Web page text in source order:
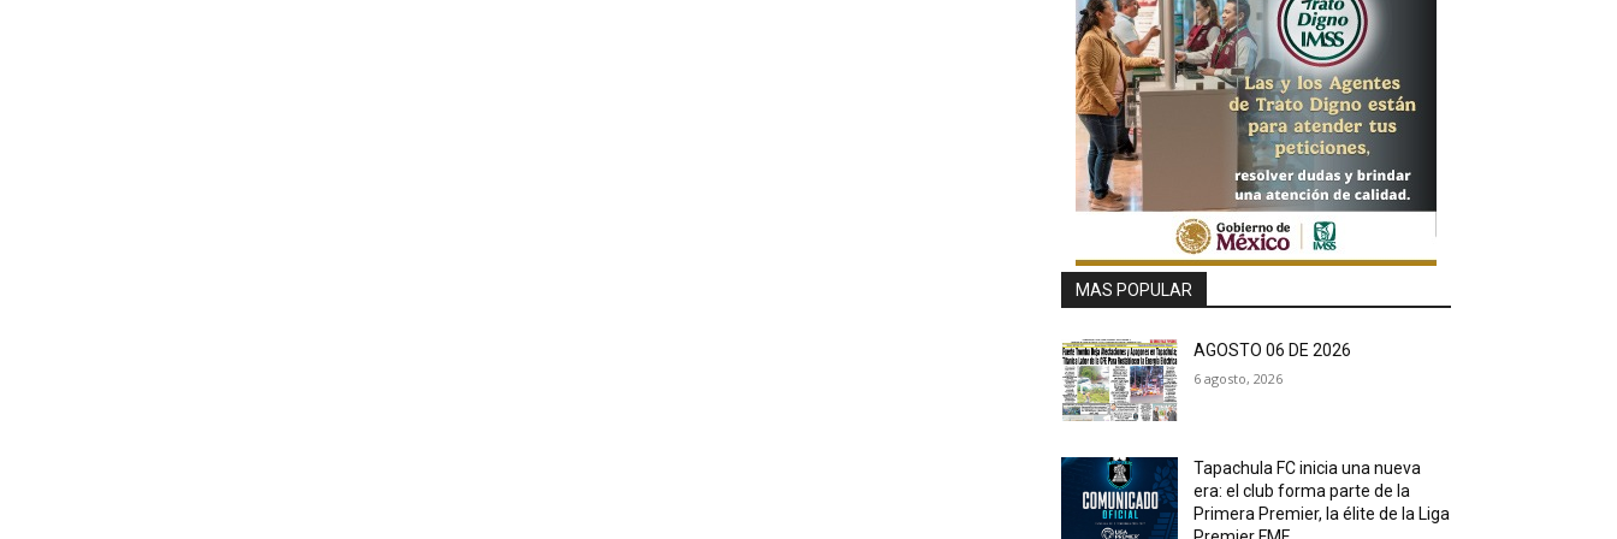
MAS POPULAR
AGOSTO 06 DE 2026
6 agosto, 2026
Tapachula FC inicia una nueva
era: el club forma parte de la
Primera Premier, la élite de la Liga